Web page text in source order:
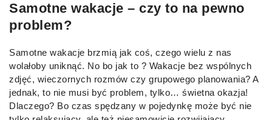
Samotne wakacje – czy to na pewno
problem?
Samotne wakacje brzmią jak coś, czego wielu z nas
wolałoby uniknąć. No bo jak to ? Wakacje bez wspólnych
zdjęć, wieczornych rozmów czy grupowego planowania? A
jednak, to nie musi być problem, tylko… świetna okazja!
Dlaczego? Bo czas spędzany w pojedynkę może być nie